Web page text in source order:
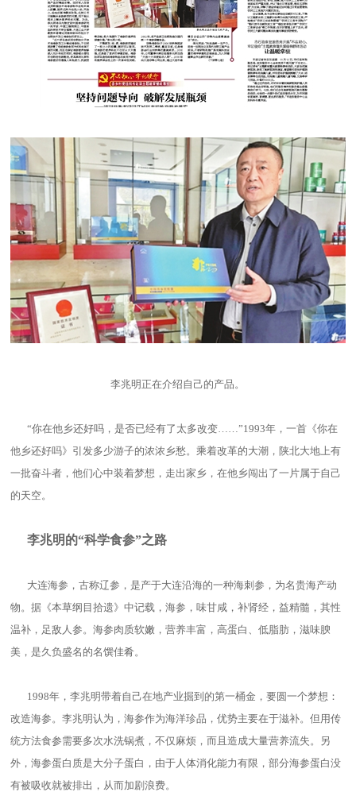
李兆明正在介绍自己的产品。
“你在他乡还好吗，是否已经有了太多改变……”1993年，一首《你在
他乡还好吗》引发多少游子的浓浓乡愁。乘着改革的大潮，陕北大地上有
一批奋斗者，他们心中装着梦想，走出家乡，在他乡闯出了一片属于自己
的天空。
李兆明的“科学食参”之路
大连海参，古称辽参，是产于大连沿海的一种海刺参，为名贵海产动
物。据《本草纲目拾遗》中记载，海参，味甘咸，补肾经，益精髓，其性
温补，足敌人参。海参肉质软嫩，营养丰富，高蛋白、低脂肪，滋味腴
美，是久负盛名的名馔佳肴。
1998年，李兆明带着自己在地产业掘到的第一桶金，要圆一个梦想：
改造海参。李兆明认为，海参作为海洋珍品，优势主要在于滋补。但用传
统方法食参需要多次水洗锅煮，不仅麻烦，而且造成大量营养流失。另
外，海参蛋白质是大分子蛋白，由于人体消化能力有限，部分海参蛋白没
有被吸收就被排出，从而加剧浪费。